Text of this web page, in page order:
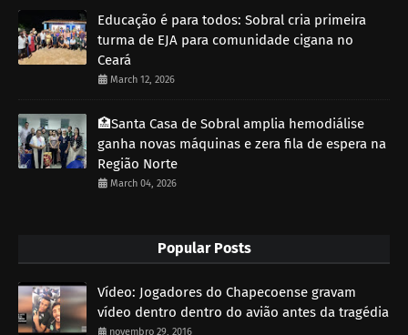
Educação é para todos: Sobral cria primeira
turma de EJA para comunidade cigana no
Ceará
March 12, 2026
🏥Santa Casa de Sobral amplia hemodiálise
ganha novas máquinas e zera fila de espera na
Região Norte
March 04, 2026
Popular Posts
Vídeo: Jogadores do Chapecoense gravam
vídeo dentro dentro do avião antes da tragédia
novembro 29, 2016